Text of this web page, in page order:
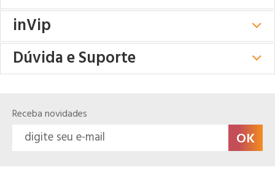
inVip
Dúvida e Suporte
Receba novidades